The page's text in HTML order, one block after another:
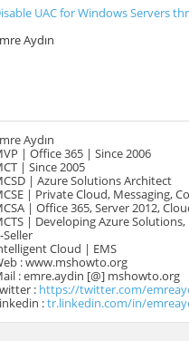
UAC for Windows Servers
Aydın
Aydın
| Office 365 | Since 2006
| Since 2005
| Azure Solutions Architect
| Private Cloud, Messaging,
| Office 365, Server 2012,
| Developing Azure
Seller
Cloud | EMS
: www.mshowto.org
: emre.aydin [@] mshowto.org
: https://twitter.com/
:tr.linkedin.com/in/